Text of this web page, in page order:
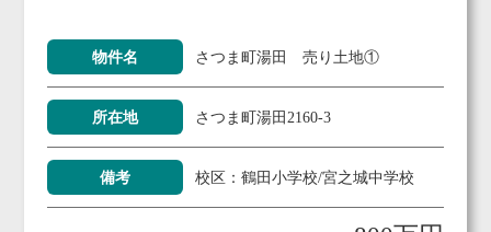
物件名 さつま町湯田 売り土地①
所在地 さつま町湯田2160-3
備考 校区：鶴田小学校/宮之城中学校